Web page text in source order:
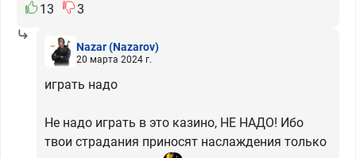
13
3
Nazar(Nazarov)
20 марта 2024 г.
играть надо
Не надо играть в это казино, НЕ НАДО! Ибо
твои страдания приносят наслаждения только